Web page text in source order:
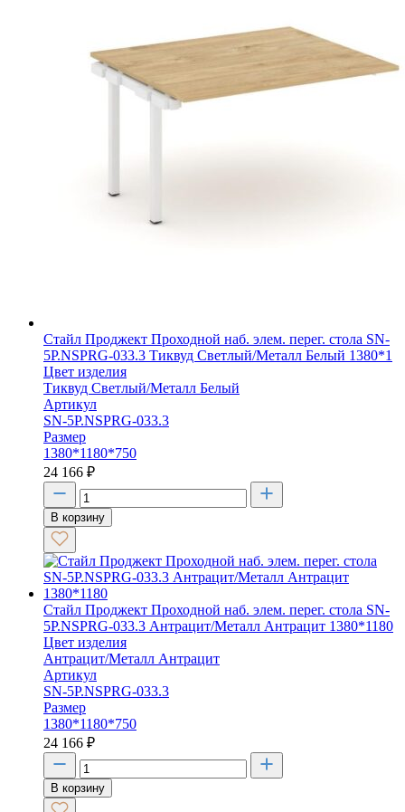
Стайл Проджект Проходной наб. элем. перег. стола SN-
5P.NSPRG-033.3 Тиквуд Светлый/Металл Белый 1380*1
Цвет изделия
Тиквуд Светлый/Металл Белый
Артикул
SN-5P.NSPRG-033.3
Размер
1380*1180*750
24 166 ₽
В корзину
Стайл Проджект Проходной наб. элем. перег. стола SN-
5P.NSPRG-033.3 Антрацит/Металл Антрацит 1380*1180
Цвет изделия
Антрацит/Металл Антрацит
Артикул
SN-5P.NSPRG-033.3
Размер
1380*1180*750
24 166 ₽
В корзину